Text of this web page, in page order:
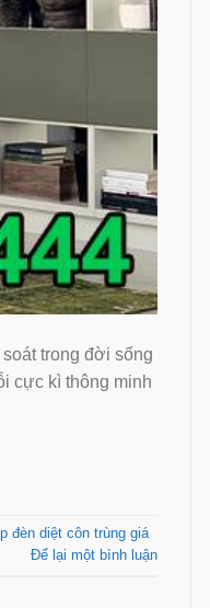
trong đời sống
cực kì thông minh
đèn diệt côn trùng giá
Để lại một bình luận